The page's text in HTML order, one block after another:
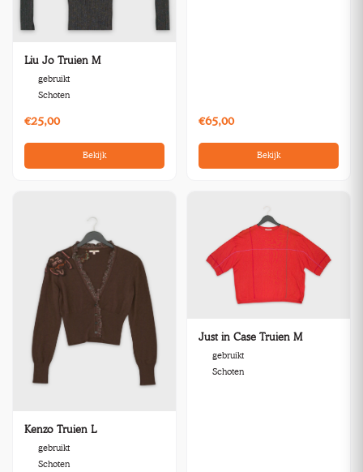
Liu Jo Truien M
gebruikt
Schoten
€25,00
Bekijk
€65,00
Bekijk
Kenzo Truien L
gebruikt
Schoten
Just in Case Truien M
gebruikt
Schoten